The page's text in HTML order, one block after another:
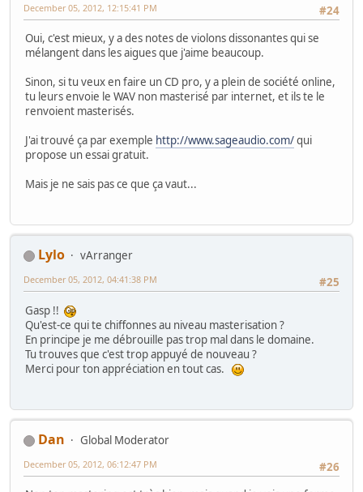
#24
December 05, 2012, 12:15:41 PM
Oui, c'est mieux, y a des notes de violons dissonantes qui se
mélangent dans les aigues que j'aime beaucoup.
Sinon, si tu veux en faire un CD pro, y a plein de société online,
tu leurs envoie le WAV non masterisé par internet, et ils te le
renvoient masterisés.
J'ai trouvé ça par exemple http://www.sageaudio.com/qui
propose un essai gratuit.
Mais je ne sais pas ce que ça vaut...
Lylo
vArranger
#25
December 05, 2012, 04:41:38 PM
Gasp !!
Qu'est-ce qui te chiffonnes au niveau masterisation ?
En principe je me débrouille pas trop mal dans le domaine.
Tu trouves que c'est trop appuyé de nouveau ?
Merci pour ton appréciation en tout cas.
Dan
Global Moderator
#26
December 05, 2012, 06:12:47 PM